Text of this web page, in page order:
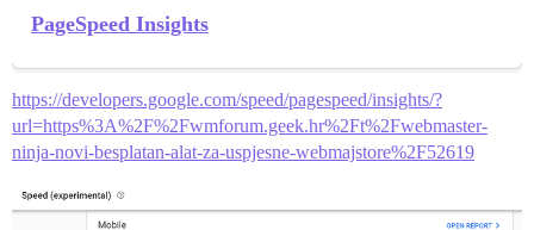
PageSpeed Insights
https://developers.google.com/speed/pagespeed/insights/?
url=https%3A%2F%2Fwmforum.geek.hr%2Ft%2Fwebmaster-
ninja-novi-besplatan-alat-za-uspjesne-webmajstore%2F52619